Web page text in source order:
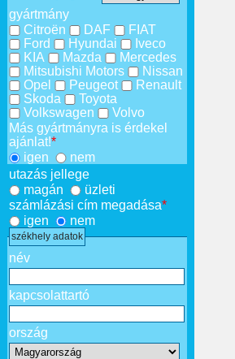
gyártmány
Citroën
DAF
FIAT
Ford
Hyundai
Iveco
KIA
Mazda
Mercedes
Mitsubishi Motors
Nissan
Opel
Peugeot
Renault
Skoda
Toyota
Volkswagen
Volvo
Más gyártmányra is érdekel
ajánlat!*
igen
nem
utazás jellege
magán
üzleti
számlázási cím megadása*
igen
nem
székhely adatok
név
kapcsolattartó
ország